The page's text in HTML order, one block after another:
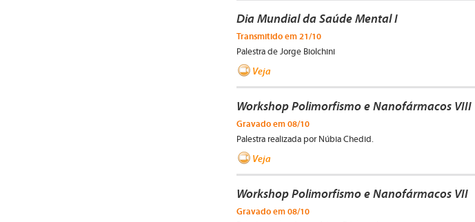
Dia Mundial da Saúde Mental I
Transmitido em 21/10
Palestra de Jorge Biolchini
Veja
Workshop Polimorfismo e Nanofármacos VIII
Gravado em 08/10
Palestra realizada por Núbia Chedid.
Veja
Workshop Polimorfismo e Nanofármacos VII
Gravado em 08/10